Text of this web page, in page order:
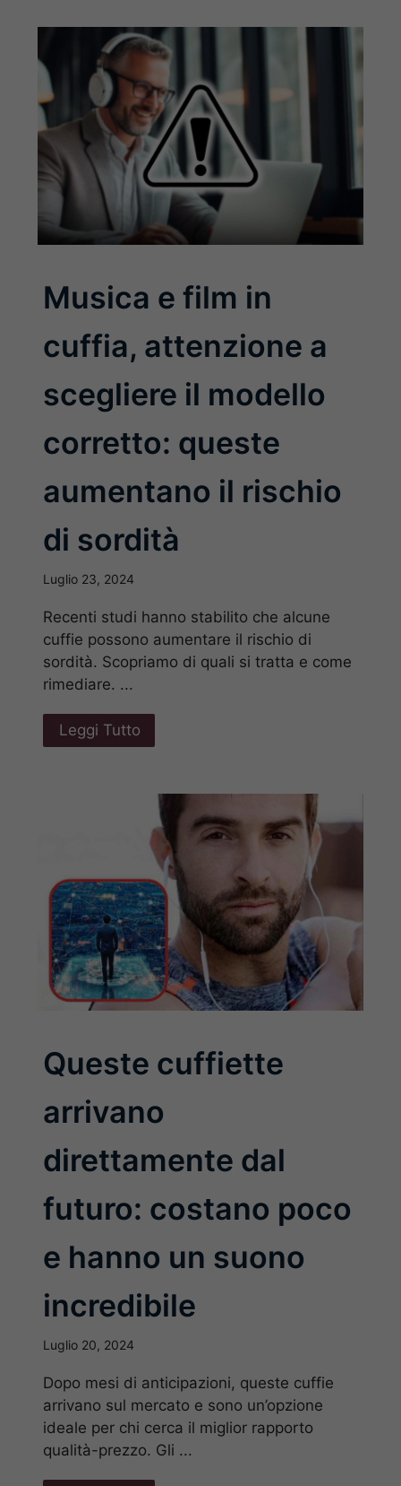
Musica e film in
cuffia, attenzione a
scegliere il modello
corretto: queste
aumentano il rischio
di sordità
Luglio 23, 2024
Recenti studi hanno stabilito che alcune
cuffie possono aumentare il rischio di
sordità. Scopriamo di quali si tratta e come
rimediare. ...
Leggi Tutto
Queste cuffiette
arrivano
direttamente dal
futuro: costano poco
e hanno un suono
incredibile
Luglio 20, 2024
Dopo mesi di anticipazioni, queste cuffie
arrivano sul mercato e sono un’opzione
ideale per chi cerca il miglior rapporto
qualità-prezzo. Gli ...